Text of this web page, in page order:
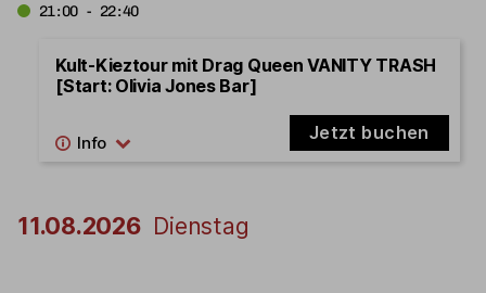
21:00 - 22:40
Kult-Kieztour mit Drag Queen VANITY TRASH
[Start: Olivia Jones Bar]
Jetzt buchen
11.08.2026 Dienstag